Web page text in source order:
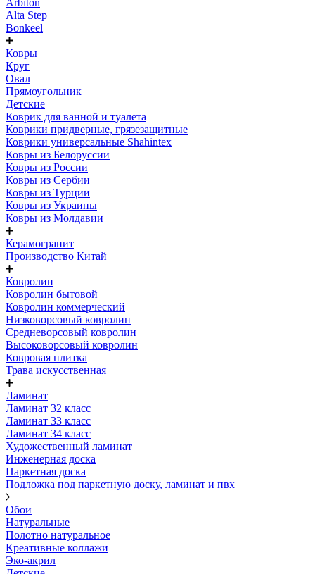
Arbiton
Alta Step
Bonkeel
Ковры
Круг
Овал
Прямоугольник
Детские
Коврик для ванной и туалета
Коврики придверные, грязезащитные
Коврики универсальные Shahintex
Ковры из Белоруссии
Ковры из России
Ковры из Сербии
Ковры из Турции
Ковры из Украины
Ковры из Молдавии
Керамогранит
Производство Китай
Ковролин
Ковролин бытовой
Ковролин коммерческий
Низковорсовый ковролин
Средневорсовый ковролин
Высоковорсовый ковролин
Ковровая плитка
Трава искусственная
Ламинат
Ламинат 32 класс
Ламинат 33 класс
Ламинат 34 класс
Художественный ламинат
Инженерная доска
Паркетная доска
Подложка под паркетную доску, ламинат и пвх
Обои
Натуральные
Полотно натуральное
Креативные коллажи
Эко-акрил